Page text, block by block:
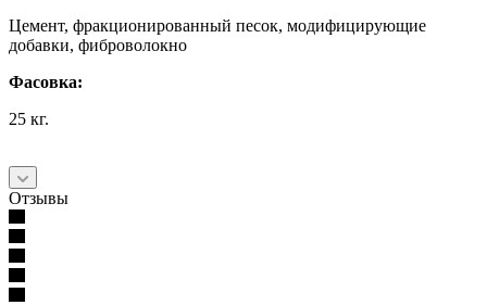
Цемент, фракционированный песок, модифицирующие
добавки, фиброволокно
Фасовка:
25 кг.
Отзывы